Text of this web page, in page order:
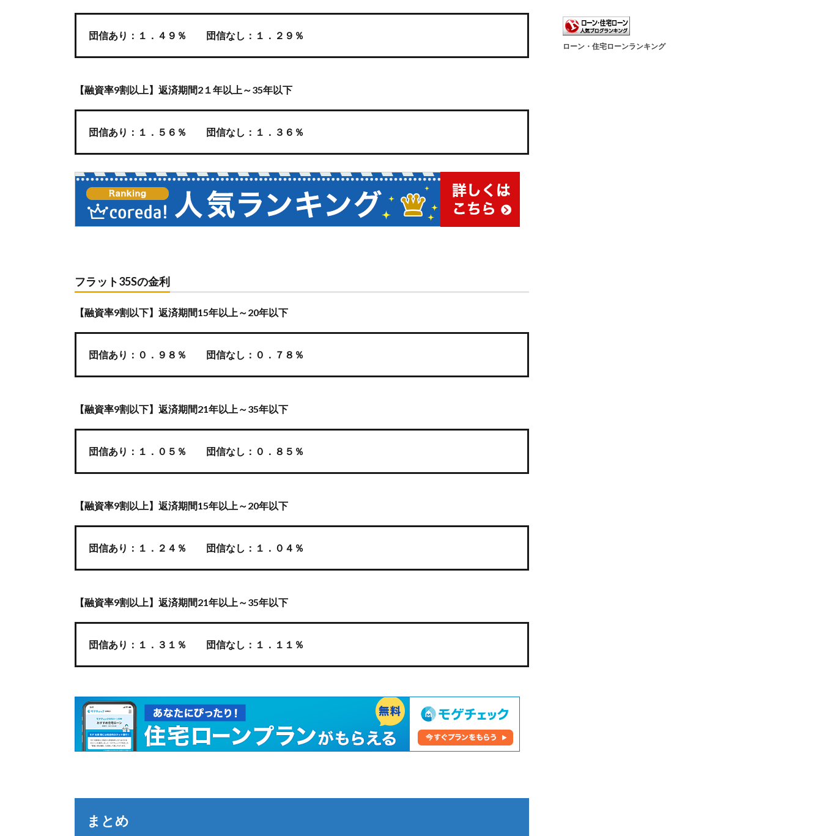
団信あり：１．４９％ 団信なし：１．２９％
【融資率9割以上】返済期間2１年以上～35年以下
団信あり：１．５６％ 団信なし：１．３６％
フラット35Sの金利
【融資率9割以下】返済期間15年以上～20年以下
団信あり：０．９８％ 団信なし：０．７８％
【融資率9割以下】返済期間21年以上～35年以下
団信あり：１．０５％ 団信なし：０．８５％
【融資率9割以上】返済期間15年以上～20年以下
団信あり：１．２４％ 団信なし：１．０４％
【融資率9割以上】返済期間21年以上～35年以下
団信あり：１．３１％ 団信なし：１．１１％
まとめ
ローン・住宅ローンランキング